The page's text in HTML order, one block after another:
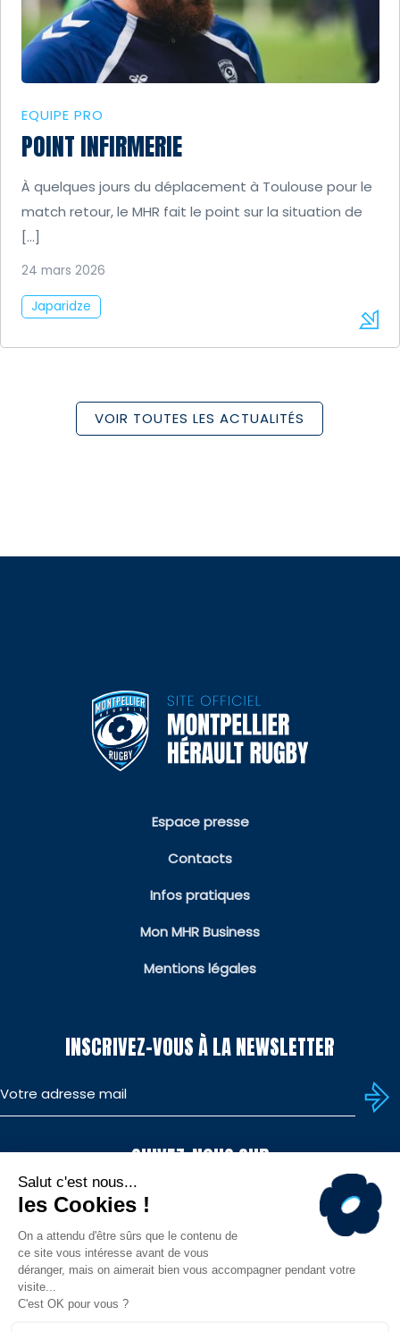
EQUIPE PRO
POINT INFIRMERIE
À quelques jours du déplacement à Toulouse pour le
match retour, le MHR fait le point sur la situation de
[…]
24 mars 2026
Japaridze
VOIR TOUTES LES ACTUALITÉS
Espace presse
Contacts
Infos pratiques
Mon MHR Business
Mentions légales
INSCRIVEZ-VOUS À LA NEWSLETTER
SUIVEZ-NOUS SUR
TÉLÉCHARGEZ L'APP